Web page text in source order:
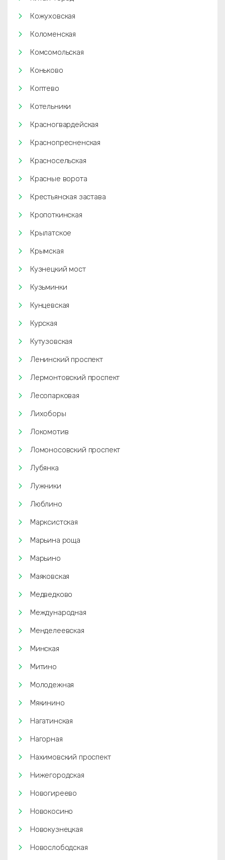
Кожуховская
Коломенская
Комсомольская
Коньково
Коптево
Котельники
Красногвардейская
Краснопресненская
Красносельская
Красные ворота
Крестьянская застава
Кропоткинская
Крылатское
Крымская
Кузнецкий мост
Кузьминки
Кунцевская
Курская
Кутузовская
Ленинский проспект
Лермонтовский проспект
Лесопарковая
Лихоборы
Локомотив
Ломоносовский проспект
Лубянка
Лужники
Люблино
Марксистская
Марьина роща
Марьино
Маяковская
Медведково
Международная
Менделеевская
Минская
Митино
Молодежная
Мякинино
Нагатинская
Нагорная
Нахимовский проспект
Нижегородская
Новогиреево
Новокосино
Новокузнецкая
Новослободская